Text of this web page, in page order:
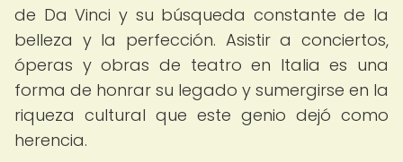
de Da Vinci y su búsqueda constante de la
belleza y la perfección. Asistir a conciertos,
óperas y obras de teatro en Italia es una
forma de honrar su legado y sumergirse en la
riqueza cultural que este genio dejó como
herencia.